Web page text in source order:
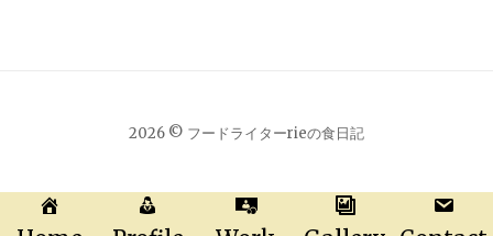
2026 © フードライターrieの食日記